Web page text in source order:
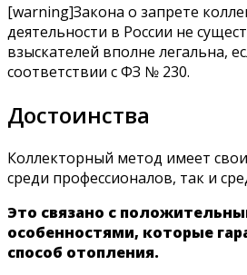
[warning]Закона о запрете
деятельности в России не
взыскателей вполне легальна,
соответствии с ФЗ № 230.
Достоинства
Коллекторный метод имеет
среди профессионалов, так и
Это связано с
особенностями, которые
способ отопления.